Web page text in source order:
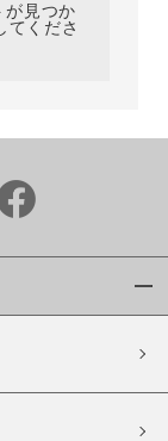
が見つか
てくださ